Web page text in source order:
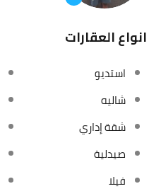
انواع العقارات
استديو
شاليه
شقة إداري
صيدلية
فيلا